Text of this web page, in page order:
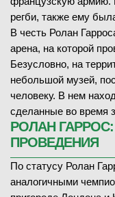
28.05.2026
ЗАВЕРШЁН
В Маттео
Стефанос
2-й сет
1-й сет
2-й сет
28.05.2026
Антония
Мэдисон
1-й сет
регби, также ему
В честь Ролан
арена, на которой
Безусловно, на
небольшой музей,
человеку. В нем
сделанные во время
РОЛАН
ПРОВЕДЕНИЯ
По статусу Ролан
аналогичными